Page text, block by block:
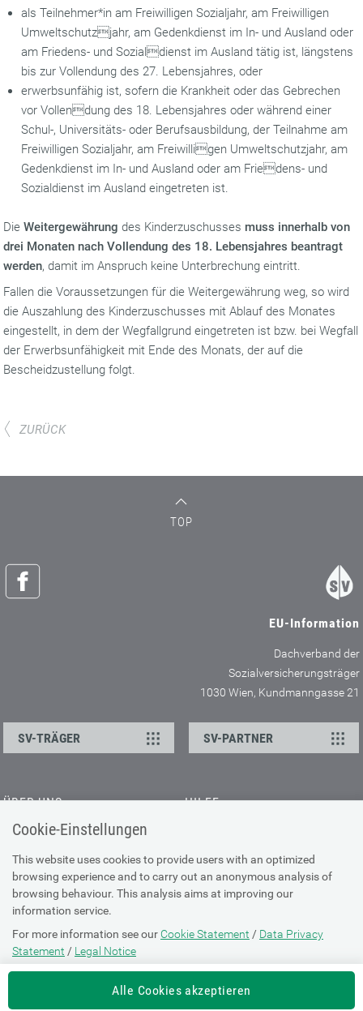
Cookie-Einstellungen
This website uses cookies to provide users with an optimized
browsing experience and to carry out an anonymous analysis of
browsing behaviour. This analysis aims at improving our
information service.
For more information see our Cookie Statement / Data Privacy
Statement / Legal Notice
Alle Cookies akzeptieren
als Teilnehmer*in am Freiwilligen Sozialjahr, am Freiwilligen
Umweltschutzjahr, am Gedenkdienst im In- und Ausland oder
am Friedens- und Sozialdienst im Ausland tätig ist, längstens
bis zur Vollendung des 27. Lebensjahres, oder
erwerbsunfähig ist, sofern die Krankheit oder das Gebrechen
vor Vollendung des 18. Lebensjahres oder während einer
Schul-, Universitäts- oder Berufsausbildung, der Teilnahme am
Freiwilligen Sozialjahr, am Freiwilligen Umweltschutzjahr, am
Gedenkdienst im In- und Ausland oder am Friedens- und
Sozialdienst im Ausland eingetreten ist.
DieWeitergewährung des Kinderzuschusses muss innerhalb von
drei Monaten nach Vollendung des 18. Lebensjahres beantragt
werden, damit im Anspruch keine Unterbrechung eintritt.
Fallen die Voraussetzungen für die Weitergewährung weg, so wird
die Auszahlung des Kinderzuschusses mit Ablauf des Monates
eingestellt, in dem der Wegfallgrund eingetreten ist bzw. bei Wegfall
der Erwerbsunfähigkeit mit Ende des Monats, der auf die
Bescheidzustellung folgt.
ZURÜCK
TOP
EU-Information
Dachverband der
Sozialversicherungsträger
1030 Wien, Kundmanngasse 21
SV-TRÄGER SV-PARTNER
ÜBER UNS
Kontakt
Offene Stellen
Presse
HILFE
Browser-Info & Sicherheit
Hilfe zur Suche
Technische Unterstützung
DATENSCHUTZ
Cookie-Erklärung
Datenschutz-Erklärung